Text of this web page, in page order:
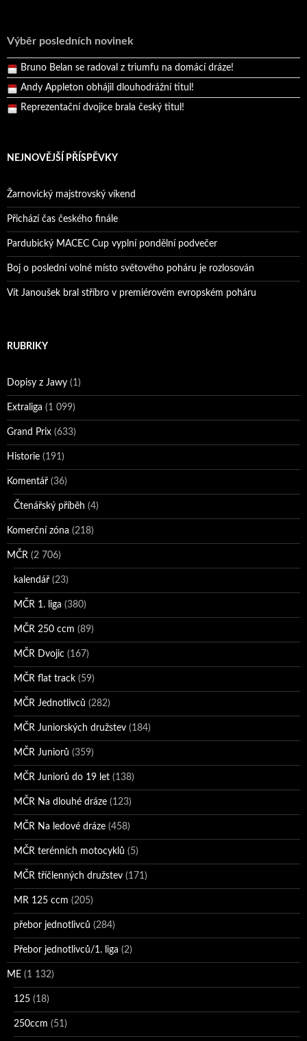
Výběr posledních novinek
Bruno Belan se radoval z triumfu na domácí dráze!
Andy Appleton obhájil dlouhodrážní titul!
Reprezentační dvojice brala český titul!
NEJNOVĚJŠÍ PŘÍSPĚVKY
Žarnovický majstrovský víkend
Přichází čas českého finále
Pardubický MACEC Cup vyplní pondělní podvečer
Boj o poslední volné místo světového poháru je rozlosován
Vít Janoušek bral stříbro v premiérovém evropském poháru
RUBRIKY
Dopisy z Jawy (1)
Extraliga (1 099)
Grand Prix (633)
Historie (191)
Komentář (36)
Čtenářský příběh (4)
Komerční zóna (218)
MČR (2 706)
kalendář (23)
MČR 1. liga (380)
MČR 250 ccm (89)
MČR Dvojic (167)
MČR flat track (59)
MČR Jednotlivců (282)
MČR Juniorských družstev (184)
MČR Juniorů (359)
MČR Juniorů do 19 let (138)
MČR Na dlouhé dráze (123)
MČR Na ledové dráze (458)
MČR terénních motocyklů (5)
MČR tříčlenných družstev (171)
MR 125 ccm (205)
přebor jednotlivců (284)
Přebor jednotlivců/1. liga (2)
ME (1 132)
125 (18)
250ccm (51)